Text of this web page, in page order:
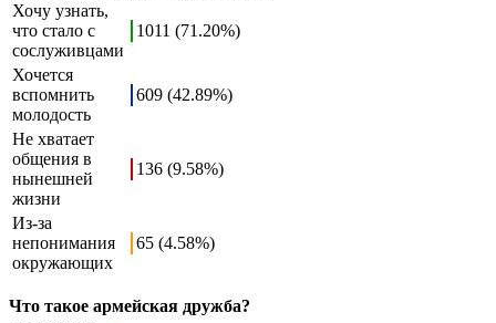
Хочу узнать,
что стало с
сослуживцами
1011 (71.20%)
Хочется
вспомнить
молодость
609 (42.89%)
Не хватает
общения в
нынешней
жизни
136 (9.58%)
Из-за
непонимания
окружающих
65 (4.58%)
Что такое армейская дружба?